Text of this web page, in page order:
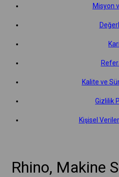
Misyon
Kalite ve
Gizlilik
Kişisel
Rhino, Makine